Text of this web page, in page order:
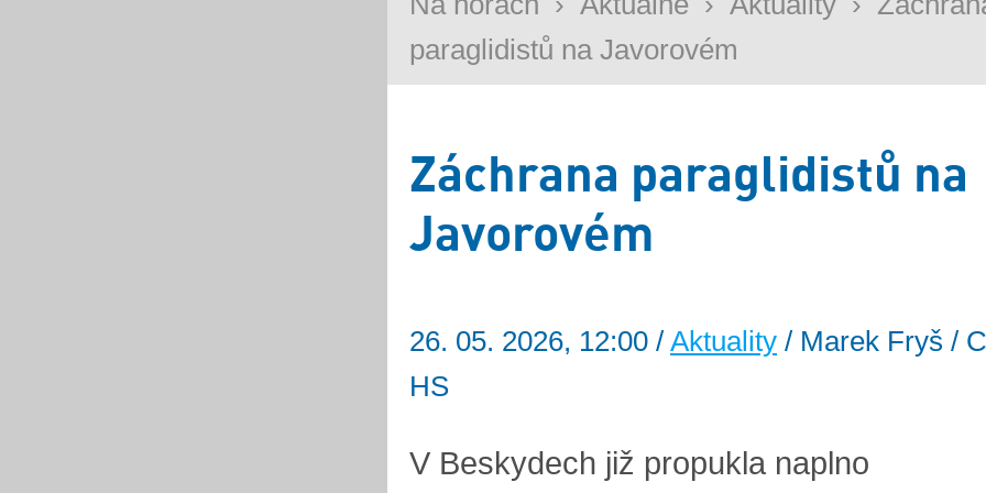
paraglidistů na Javorovém
Záchrana paraglidistů na
Javorovém
26. 05. 2026, 12:00 / Aktuality / Marek Fryš /
HS
V Beskydech již propukla naplno